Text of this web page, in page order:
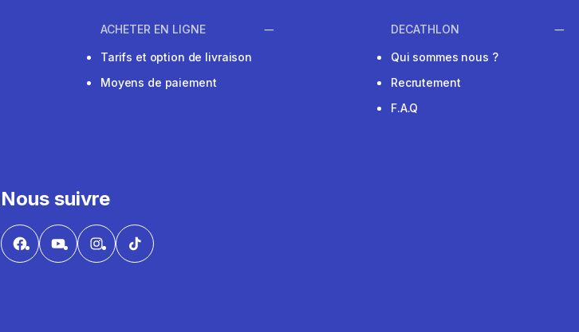
ACHETER EN LIGNE
Tarifs et option de livraison
Moyens de paiement
DECATHLON
Qui sommes nous ?
Recrutement
F.A.Q
Nous suivre